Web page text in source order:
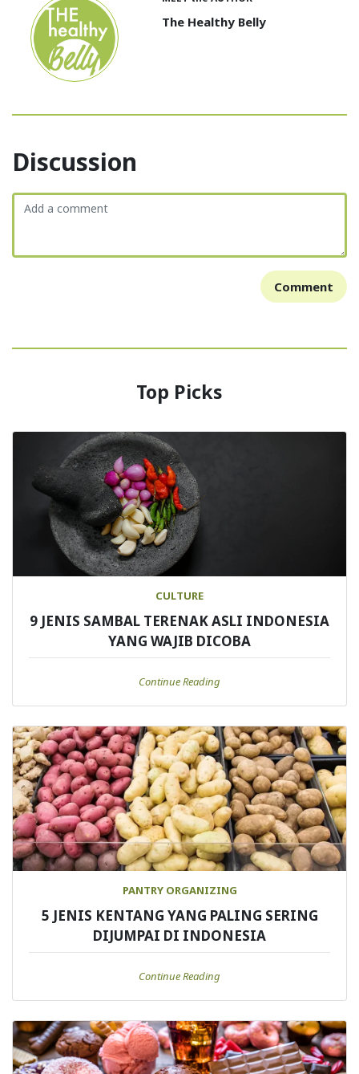
The Healthy Belly
Discussion
Comment
Top Picks
CULTURE
9 JENIS SAMBAL TERENAK ASLI INDONESIA
YANG WAJIB DICOBA
Continue Reading
PANTRY ORGANIZING
5 JENIS KENTANG YANG PALING SERING
DIJUMPAI DI INDONESIA
Continue Reading